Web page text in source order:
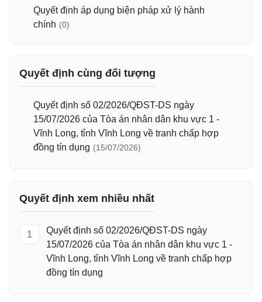
Quyết định áp dụng biện pháp xử lý hành
chính (0)
Quyết định cùng đối tượng
Quyết định số 02/2026/QĐST-DS ngày
15/07/2026 của Tòa án nhân dân khu vực 1 -
Vĩnh Long, tỉnh Vĩnh Long về tranh chấp hợp
đồng tín dụng (15/07/2026)
Quyết định xem nhiều nhất
1
Quyết định số 02/2026/QĐST-DS ngày
15/07/2026 của Tòa án nhân dân khu vực 1 -
Vĩnh Long, tỉnh Vĩnh Long về tranh chấp hợp
đồng tín dụng